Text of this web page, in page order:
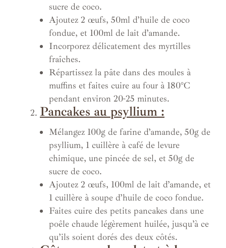
sucre de coco.
Ajoutez 2 œufs, 50ml d’huile de coco
fondue, et 100ml de lait d’amande.
Incorporez délicatement des myrtilles
fraîches.
Répartissez la pâte dans des moules à
muffins et faites cuire au four à 180°C
pendant environ 20-25 minutes.
Pancakes au psyllium :
Mélangez 100g de farine d’amande, 50g de
psyllium, 1 cuillère à café de levure
chimique, une pincée de sel, et 50g de
sucre de coco.
Ajoutez 2 œufs, 100ml de lait d’amande, et
1 cuillère à soupe d’huile de coco fondue.
Faites cuire des petits pancakes dans une
poêle chaude légèrement huilée, jusqu’à ce
qu’ils soient dorés des deux côtés.